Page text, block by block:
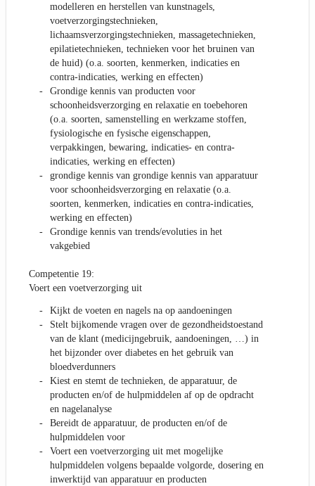
modelleren en herstellen van kunstnagels,
voetverzorgingstechnieken,
lichaamsverzorgingstechnieken, massagetechnieken,
epilatietechnieken, technieken voor het bruinen van
de huid) (o.a. soorten, kenmerken, indicaties en
contra-indicaties, werking en effecten)
Grondige kennis van producten voor
schoonheidsverzorging en relaxatie en toebehoren
(o.a. soorten, samenstelling en werkzame stoffen,
fysiologische en fysische eigenschappen,
verpakkingen, bewaring, indicaties- en contra-
indicaties, werking en effecten)
grondige kennis van grondige kennis van apparatuur
voor schoonheidsverzorging en relaxatie (o.a.
soorten, kenmerken, indicaties en contra-indicaties,
werking en effecten)
Grondige kennis van trends/evoluties in het
vakgebied
Competentie 19:
Voert een voetverzorging uit
Kijkt de voeten en nagels na op aandoeningen
Stelt bijkomende vragen over de gezondheidstoestand
van de klant (medicijngebruik, aandoeningen, …) in
het bijzonder over diabetes en het gebruik van
bloedverdunners
Kiest en stemt de technieken, de apparatuur, de
producten en/of de hulpmiddelen af op de opdracht
en nagelanalyse
Bereidt de apparatuur, de producten en/of de
hulpmiddelen voor
Voert een voetverzorging uit met mogelijke
hulpmiddelen volgens bepaalde volgorde, dosering en
inwerktijd van apparatuur en producten